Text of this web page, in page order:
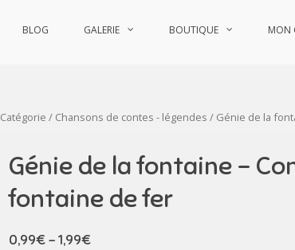
BLOG GALERIE BOUTIQUE MON
Catégorie / Chansons de contes - légendes / Génie de la
Génie de la fontaine –
fontaine de fer
0,99€–1,99€